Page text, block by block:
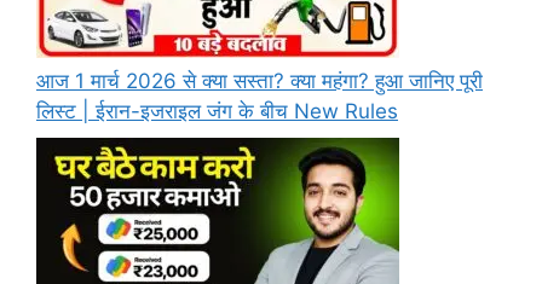
आज 1 मार्च 2026 से क्या सस्ता? क्या महंगा? हुआ जानिए पूरी
लिस्ट | ईरान-इजराइल जंग के बीच New Rules